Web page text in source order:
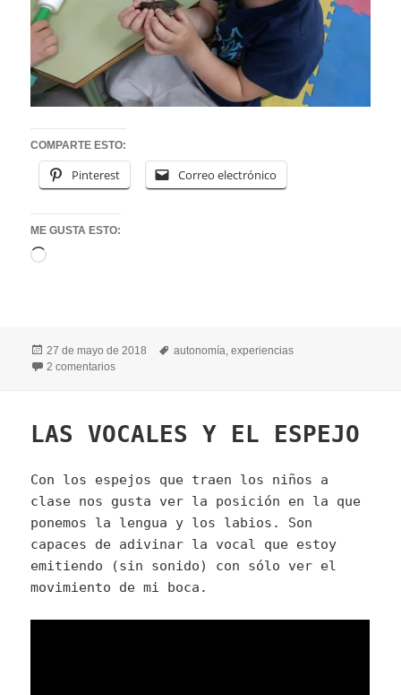
COMPARTE ESTO:
Pinterest Correo electrónico
ME GUSTA ESTO:
Cargando...
Publicado
el
27 de mayo de 2018 Etiquetas
autonomía ,experiencias
2 comentariosen ¡A SALTAR CHARCOS!
LAS VOCALES Y EL ESPEJO
Con los espejos que traen los niños a
clase nos gusta ver la posición en la que
ponemos la lengua y los labios. Son
capaces de adivinar la vocal que estoy
emitiendo (sin sonido) con sólo ver el
movimiento de mi boca.